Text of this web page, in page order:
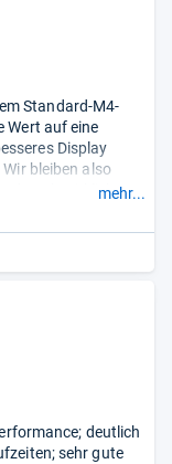
Standard-M4-
Wert auf eine
Display
bleiben also
auch wirklich an
sein
mehr...
deutlich
sehr gute